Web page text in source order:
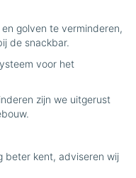
golven te verminderen,
de snackbar.
voor het
zijn we uitgerust
beter kent, adviseren wij